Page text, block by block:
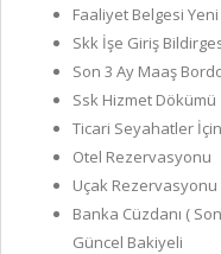
Faaliyet Belgesi Yeni
Skk İşe Giriş
Son 3 Ay Maaş
Ssk Hizmet Dökümü
Ticari Seyahatler
Otel Rezervasyonu
Uçak Rezervasyonu
Banka Cüzdanı (
Güncel Bakiyeli